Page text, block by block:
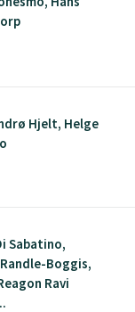
Hjelt, Helge
Sabatino,
Boggis,
Ravi